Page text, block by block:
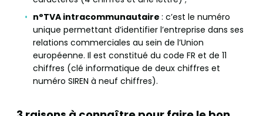
n°TVA intracommunautaire : c’est le numéro
unique permettant d’identifier l’entreprise dans ses
relations commerciales au sein de l’Union
européenne. Il est constitué du code FR et de 11
chiffres (clé informatique de deux chiffres et
numéro SIREN à neuf chiffres).